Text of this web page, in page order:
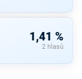
1,41 %
2 hlasů